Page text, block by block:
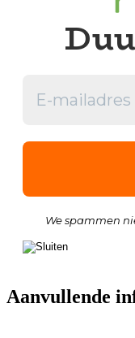
We spammen
Aanvullende